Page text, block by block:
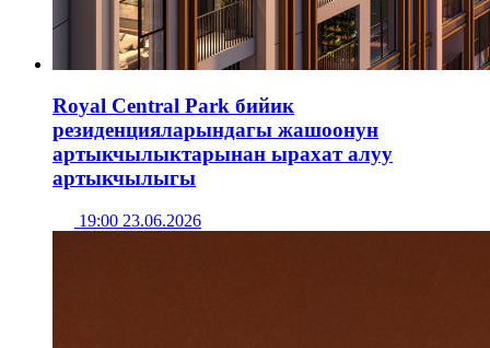
Royal Central Park бийик
резиденцияларындагы жашоонун
артыкчылыктарынан ырахат алуу
артыкчылыгы
19:00 23.06.2026